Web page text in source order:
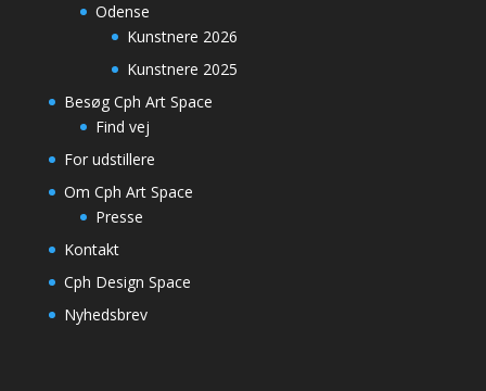
Odense
Kunstnere 2026
Kunstnere 2025
Besøg Cph Art Space
Find vej
For udstillere
Om Cph Art Space
Presse
Kontakt
Cph Design Space
Nyhedsbrev